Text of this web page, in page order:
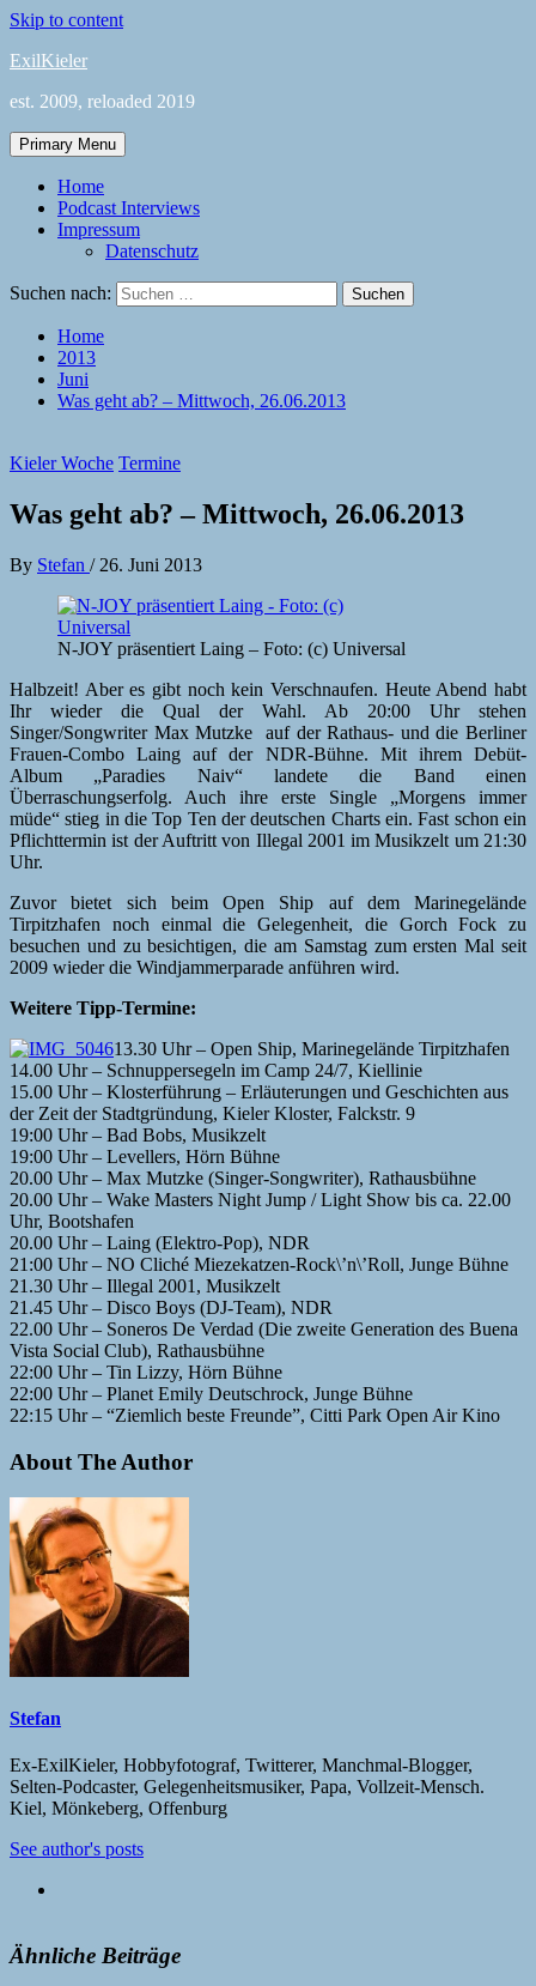
Skip to content
ExilKieler
est. 2009, reloaded 2019
Primary Menu
Home
Podcast Interviews
Impressum
Datenschutz
Suchen nach:
Home
2013
Juni
Was geht ab? – Mittwoch, 26.06.2013
Kieler Woche Termine
Was geht ab? – Mittwoch, 26.06.2013
By Stefan / 26. Juni 2013
N-JOY präsentiert Laing – Foto: (c) Universal
Halbzeit! Aber es gibt noch kein Verschnaufen. Heute Abend habt
Ihr wieder die Qual der Wahl. Ab 20:00 Uhr stehen
Singer/Songwriter Max Mutzke auf der Rathaus- und die Berliner
Frauen-Combo Laing auf der NDR-Bühne. Mit ihrem Debüt-
Album „Paradies Naiv“ landete die Band einen
Überraschungserfolg. Auch ihre erste Single „Morgens immer
müde“ stieg in die Top Ten der deutschen Charts ein. Fast schon ein
Pflichttermin ist der Auftritt von Illegal 2001 im Musikzelt um 21:30
Uhr.
Zuvor bietet sich beim Open Ship auf dem Marinegelände
Tirpitzhafen noch einmal die Gelegenheit, die Gorch Fock zu
besuchen und zu besichtigen, die am Samstag zum ersten Mal seit
2009 wieder die Windjammerparade anführen wird.
Weitere Tipp-Termine:
13.30 Uhr – Open Ship, Marinegelände Tirpitzhafen
14.00 Uhr – Schnuppersegeln im Camp 24/7, Kiellinie
15.00 Uhr – Klosterführung – Erläuterungen und Geschichten aus
der Zeit der Stadtgründung, Kieler Kloster, Falckstr. 9
19:00 Uhr – Bad Bobs, Musikzelt
19:00 Uhr – Levellers, Hörn Bühne
20.00 Uhr – Max Mutzke (Singer-Songwriter), Rathausbühne
20.00 Uhr – Wake Masters Night Jump / Light Show bis ca. 22.00
Uhr, Bootshafen
20.00 Uhr – Laing (Elektro-Pop), NDR
21:00 Uhr – NO Cliché Miezekatzen-Rock\’n\’Roll, Junge Bühne
21.30 Uhr – Illegal 2001, Musikzelt
21.45 Uhr – Disco Boys (DJ-Team), NDR
22.00 Uhr – Soneros De Verdad (Die zweite Generation des Buena
Vista Social Club), Rathausbühne
22:00 Uhr – Tin Lizzy, Hörn Bühne
22:00 Uhr – Planet Emily Deutschrock, Junge Bühne
22:15 Uhr – “Ziemlich beste Freunde”, Citti Park Open Air Kino
About The Author
Stefan
Ex-ExilKieler, Hobbyfotograf, Twitterer, Manchmal-Blogger,
Selten-Podcaster, Gelegenheitsmusiker, Papa, Vollzeit-Mensch.
Kiel, Mönkeberg, Offenburg
See author's posts
Ähnliche Beiträge